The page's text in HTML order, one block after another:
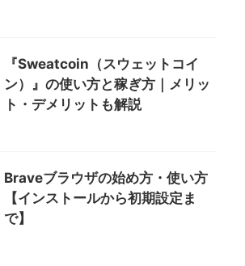
『Sweatcoin（スウェットコイ
ン）』の使い方と稼ぎ方｜メリッ
ト・デメリットも解説
Braveブラウザの始め方・使い方
【インストールから初期設定ま
で】